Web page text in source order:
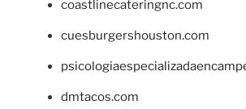
coastlinecateringnc.com
cuesburgershouston.com
dmtacos.com